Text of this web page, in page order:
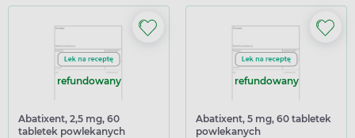
refundowany
Abatixent, 2,5 mg, 60
tabletek powlekanych
refundowany
Abatixent, 5 mg, 60 tabletek
powlekanych